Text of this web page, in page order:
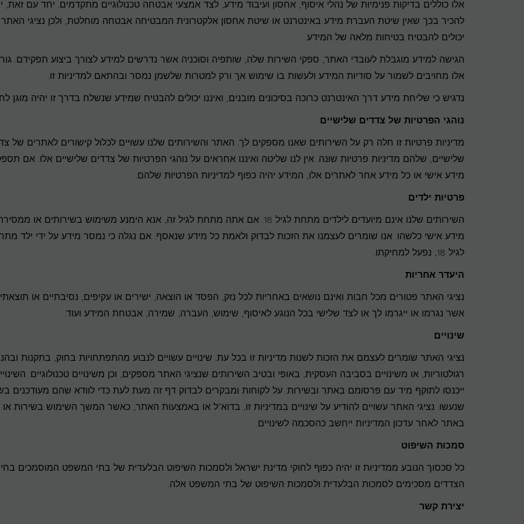
אלו כוללים בדיקות פנימיות של נהלי איסוף, אחסון ועיבוד מידע, לצד אמצעי אבטחה טכנולוגיים מתקדמים. יחד עם זאת,
להכיר בכך שאין שיטת העברת מידע באינטרנט או שיטת אחסון אלקטרונית המבטיחה אבטחה מוחלטת, ולכן נציגי האתר
יכולים להבטיח בטיחות מלאה של המידע.
הגישה למידע מוגבלת לעובדי האתר, ספקי השירות שלה, שותפיה וסוכניה אשר נדרשים למידע לצורך ביצוע תפקידם.
אלו מחויבים לשמור על סודיות המידע ולעשות בו שימוש אך ורק למטרות שלשמן נמסר ובהתאם למדיניות זו.
נדגיש כי שליחת מידע דרך האינטרנט כרוכה בסיכונים מובנים, ואיננו יכולים להבטיח שמידע שנשלח בדרך זו יהיה מוגן
נוהגי הפרטיות של צדדים שלישיים
מדיניות פרטיות זו חלה רק על השירותים שאנו מספקים לך. האתר והשירותים שלנו עשויים לכלול קישורים לאתרים של
שלישיים, שלהם מדיניות פרטיות שונה. אין לנו שליטה ואיננו אחראים על נוהגי הפרטיות של צדדים שלישיים אלו. אם
מידע אישי או כל מידע אחר לאתרים אלו, המידע יהיה כפוף למדיניות הפרטיות שלהם.
פרטיות ילדים
השירותים שלנו אינם מיועדים לילדים מתחת לגיל 18. אם אתה מתחת לגיל זה, אנא הימנע משימוש בשירותים או
מידע אישי כלשהו. אנו שומרים לעצמנו את הזכות לבדוק ולאמת כל מידע שנאסף. אם נגלה כי נמסר מידע על ידי ילד
לגיל 18, נפעל למחיקתו.
היעדר אחריות
נציגי האתר פטורים מכל חבות ואינם נושאים באחריות לכל נזק, הפסד או הוצאה, ישירים או עקיפים, נסיבתיים או
אשר נגרמו או ייגרמו לך או לצד שלישי בכל הנוגע לאיסוף, שימוש, העברה, שמירה, אבטחת המידע ועוד.
שינויים
נציגי האתר שומרים לעצמם את הזכות לשנות מדיניות זו בכל עת. שינויים עשויים לנבוע מהתפתחויות בחוק, בתקנות
רגולטוריות, או משינויים בסביבה העסקית, באופי ובטיב השירותים שנציגי האתר מספקים, וכן משינויים טכנולוגיים.
ייכנסו לתוקף מיד עם פרסומם באתר ובשירות. על לקוחות ומבקרים לבדוק דף זה מעת לעת כדי לוודא שהם מעודכנים
שנעשו. נציגי האתר עשויים להודיע על שינויים במדיניות זו, בדוא"ל או באמצעות האתר, כאשר המשך השימוש בשירות או
באתר לאחר עדכון המדיניות ייחשב כהסכמה לשינויים.
סמכות השיפוט
כל סכסוך הנובע ממדיניות זו יהיה כפוף לחוקי מדינת ישראל ולסמכות השיפוט הבלעדית של בתי המשפט המוסמכים
הצדדים מסכימים לסמכות הבלעדית ולסמכות השיפוט של בתי המשפט אלה.
יצירת קשר